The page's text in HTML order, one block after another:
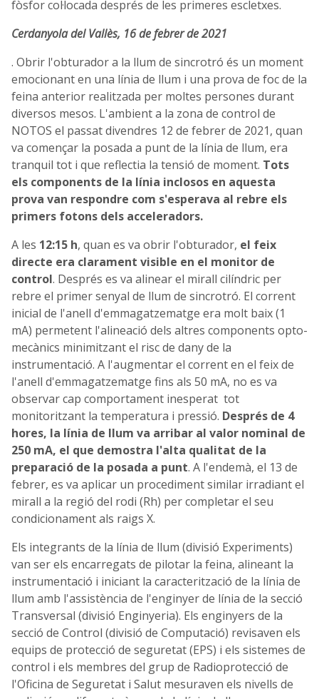
fòsfor col·locada després de les primeres escletxes.
Cerdanyola del Vallès, 16 de febrer de 2021
. Obrir l'obturador a la llum de sincrotró és un moment
emocionant en una línia de llum i una prova de foc de la
feina anterior realitzada per moltes persones durant
diversos mesos. L'ambient a la zona de control de
NOTOS el passat divendres 12 de febrer de 2021, quan
va començar la posada a punt de la línia de llum, era
tranquil tot i que reflectia la tensió de moment. Tots
els components de la línia inclosos en aquesta
prova van respondre com s'esperava al rebre els
primers fotons dels acceleradors.
A les 12:15 h, quan es va obrir l'obturador, el feix
directe era clarament visible en el monitor de
control. Després es va alinear el mirall cilíndric per
rebre el primer senyal de llum de sincrotró. El corrent
inicial de l'anell d'emmagatzematge era molt baix (1
mA) permetent l'alineació dels altres components opto-
mecànics minimitzant el risc de dany de la
instrumentació. A l'augmentar el corrent en el feix de
l'anell d'emmagatzematge fins als 50 mA, no es va
observar cap comportament inesperat tot
monitoritzant la temperatura i pressió. Després de 4
hores, la línia de llum va arribar al valor nominal de
250 mA, el que demostra l'alta qualitat de la
preparació de la posada a punt. A l'endemà, el 13 de
febrer, es va aplicar un procediment similar irradiant el
mirall a la regió del rodi (Rh) per completar el seu
condicionament als raigs X.
Els integrants de la línia de llum (divisió Experiments)
van ser els encarregats de pilotar la feina, alineant la
instrumentació i iniciant la caracterització de la línia de
llum amb l'assistència de l'enginyer de línia de la secció
Transversal (divisió Enginyeria). Els enginyers de la
secció de Control (divisió de Computació) revisaven els
equips de protecció de seguretat (EPS) i els sistemes de
control i els membres del grup de Radioprotecció de
l'Oficina de Seguretat i Salut mesuraven els nivells de